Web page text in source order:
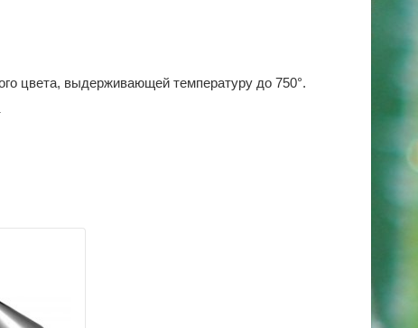
цвета, выдерживающей температуру до 750°.